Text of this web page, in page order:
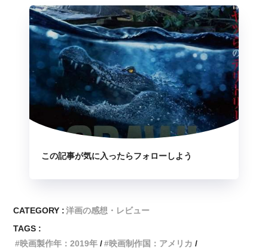
この記事が気に入ったらフォローしよう
CATEGORY : 洋画の感想・レビュー
TAGS :
映画製作年：2019年
映画制作国：アメリカ